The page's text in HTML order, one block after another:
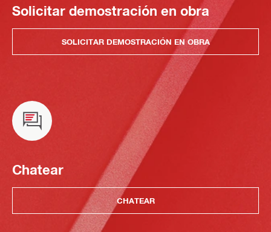
Solicitar demostración en obra
SOLICITAR DEMOSTRACIÓN EN OBRA
Chatear
CHATEAR